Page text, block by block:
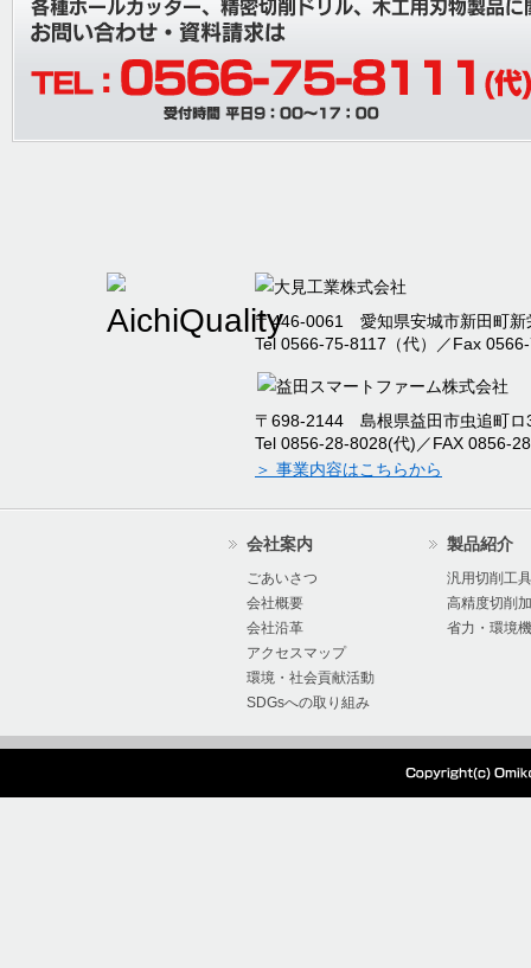
2025/08/06 夏期休業のご案内
2025/07/26
棚卸に伴う出荷停止
2025/04/09 臨時休業のお知らせ
2024年度冬季休暇の
本社新工場竣工のお
2024年度夏季休暇の
オーエムアイ 棚卸
『超硬Mドリル』の
た。
本社工場移設、生産
〒446-0061 愛知県安城市新田町新
Tel 0566-75-8117（代）／Fax
〒698-2144 島根県益田市虫追町ロ
Tel 0856-28-8028(代)／FAX 0856-
＞ 事業内容はこちらから
会社案内
ごあいさつ
会社概要
会社沿革
アクセスマップ
環境・社会貢献活動
SDGsへの取り組み
製品紹介
汎用切削工具
高精度切削
省力・環境